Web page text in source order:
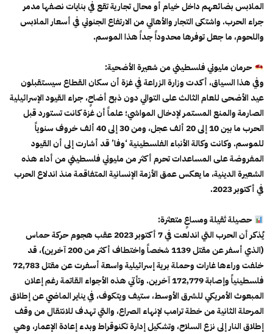
الملابس بضائعهم داخل خيام أو محال تجارية تقع في بنايات نصفها مدمر
جراء الحرب. واشتكى التجار والأهالي من الارتفاع الجنوني في أسعار الملابس
واللحوم، ما جعل توفرها محدوداً جداً هذا الموسم.
حرمان مليوني فلسطيني من شعيرة الأضحية:
وفي هذا السياق، أكدت وزارة الزراعة في غزة أن سكان القطاع سيستقبلون
عيد الأضحى للعام الثالث على التوالي دون ذبح أضاحٍ، جراء القيود الإسرائيلية
الصارمة والمنع المستمر لإدخال المواشي؛ علماً أن غزة كانت تستورد قبل
الحرب ما بين 10 إلى 20 ألف عجل، ومن 30 إلى 40 ألف خروف سنوياً
للموسم. وكانت وكالة الأنباء الفلسطينية ‘وفا’ قد أشارت إلى أن القيود
المفروضة على المساعدات تحرم أكثر من مليوني فلسطيني من أداء هذه
الشعيرة الدينية، ما يعكس عمق الأزمة الإنسانية المتفاقمة منذ اندلاع الحرب
في أكتوبر 2023.
حصيلة ثقيلة ومساعٍ متعثرة:
يُذكر أن الحرب التي اندلعت في 7 أكتوبر 2023 عقب هجوم حركة حماس
(الذي أسفر عن مقتل 1139 شخصاً واختطاف أكثر من 200 آخرين)، قد
خلفت وراءها غارات وحملة برية إسرائيلية واسعة أسفرت عن مقتل 72,783
فلسطينياً وإصابة 172,779 آخرين. وتأتي هذه الأجواء القاتمة رغم إعلان
المبعوث الأمريكي للشرق الأوسط، ستيف ويتكوف، في يناير الماضي عن إطلاق
المرحلة الثانية من خطة ترامب لإنهاء الصراع، والتي تهدف للانتقال من وقف
إطلاق النار إلى نزع السلاح، وتشكيل إدارة تكنوقراط وبدء إعادة الإعمار، وهي